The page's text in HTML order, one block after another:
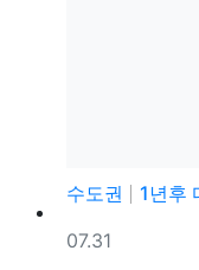
수도권
1년후
등록일
07.31